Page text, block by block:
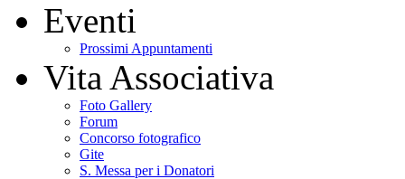
Eventi
Prossimi Appuntamenti
Vita Associativa
Foto Gallery
Forum
Concorso fotografico
Gite
S. Messa per i Donatori